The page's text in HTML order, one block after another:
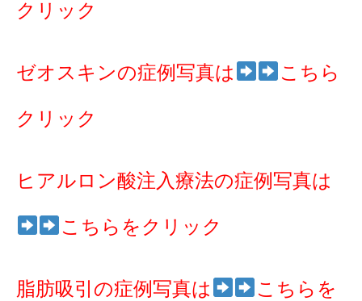
クリック
ゼオスキンの症例写真は こちら
クリック
ヒアルロン酸注入療法の症例写真は
こちらをクリック
脂肪吸引の症例写真は こちらを